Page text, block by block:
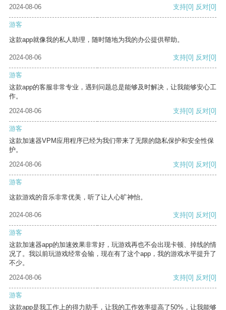
2024-08-06 支持[0] 反对[0]
游客
这款app就像我的私人助理，随时随地为我的办公提供帮助。
2024-08-06 支持[0] 反对[0]
游客
这款app的客服非常专业，遇到问题总是能够及时解决，让我能够安心工
作。
2024-08-06
支持[0] 反对[0]
游客
这款加速器VPM应用程序已经为我们带来了无限的隐私保护和安全性保
护。
2024-08-06
支持[0] 反对[0]
游客
这款游戏的音乐非常优美，听了让人心旷神怡。
2024-08-06 支持[0] 反对[0]
游客
这款加速器app的加速效果非常好，玩游戏再也不会出现卡顿、掉线的情
况了。我以前玩游戏经常会输，现在有了这个app，我的游戏水平提升了
不少。
2024-08-06
支持[0] 反对[0]
游客
这款app是我工作上的得力助手，让我的工作效率提高了50%，让我能够